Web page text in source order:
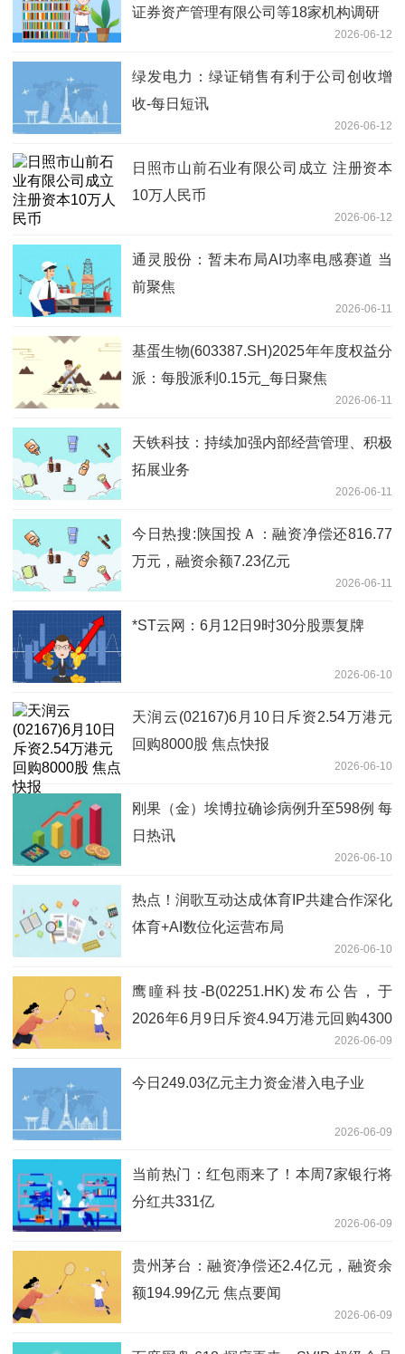
证券资产管理有限公司等18家机构调研
2026-06-12
绿发电力：绿证销售有利于公司创收增
收-每日短讯
2026-06-12
日照市山前石业有限公司成立 注册资本
10万人民币
2026-06-12
通灵股份：暂未布局AI功率电感赛道 当
前聚焦
2026-06-11
基蛋生物(603387.SH)2025年年度权益分
派：每股派利0.15元_每日聚焦
2026-06-11
天铁科技：持续加强内部经营管理、积极
拓展业务
2026-06-11
今日热搜:陕国投Ａ：融资净偿还816.77
万元，融资余额7.23亿元
2026-06-11
*ST云网：6月12日9时30分股票复牌
2026-06-10
天润云(02167)6月10日斥资2.54万港元
回购8000股 焦点快报
2026-06-10
刚果（金）埃博拉确诊病例升至598例 每
日热讯
2026-06-10
热点！润歌互动达成体育IP共建合作深化
体育+AI数位化运营布局
2026-06-10
鹰瞳科技-B(02251.HK)发布公告，于
2026年6月9日斥资4.94万港元回购4300
2026-06-09
今日249.03亿元主力资金潜入电子业
2026-06-09
当前热门：红包雨来了！本周7家银行将
分红共331亿
2026-06-09
贵州茅台：融资净偿还2.4亿元，融资余
额194.99亿元 焦点要闻
2026-06-09